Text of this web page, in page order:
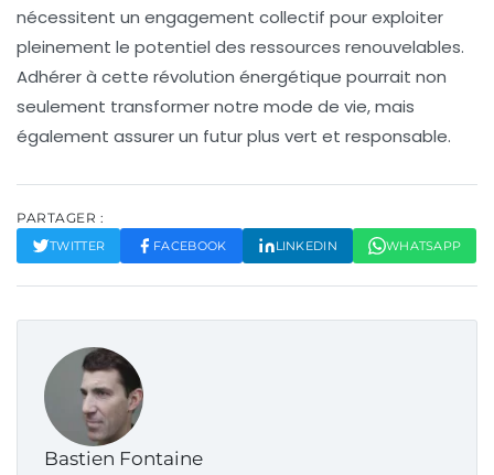
nécessitent un engagement collectif pour exploiter
pleinement le potentiel des ressources renouvelables.
Adhérer à cette révolution énergétique pourrait non
seulement transformer notre mode de vie, mais
également assurer un futur plus vert et responsable.
PARTAGER :
TWITTER FACEBOOK LINKEDIN WHATSAPP
Bastien Fontaine